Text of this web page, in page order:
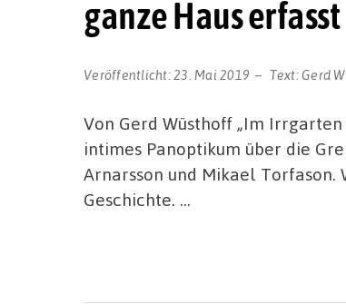
ganze Haus erfasst
Veröffentlicht:23. Mai 2019 Text:Gerd
Von Gerd Wüsthoff „Im
intimes Panoptikum über die
Arnarsson und Mikael Torfason.
Geschichte. …